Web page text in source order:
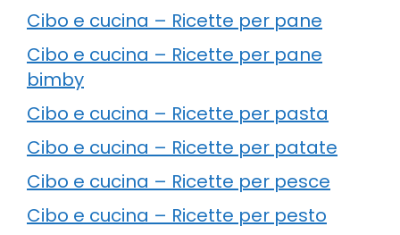
Cibo e cucina – Ricette per pane
Cibo e cucina – Ricette per pane
bimby
Cibo e cucina – Ricette per pasta
Cibo e cucina – Ricette per patate
Cibo e cucina – Ricette per pesce
Cibo e cucina – Ricette per pesto